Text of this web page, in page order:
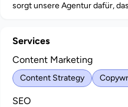
sorgt unsere Agentur dafür,
Services
Content Marketing
Content Strategy
SEO